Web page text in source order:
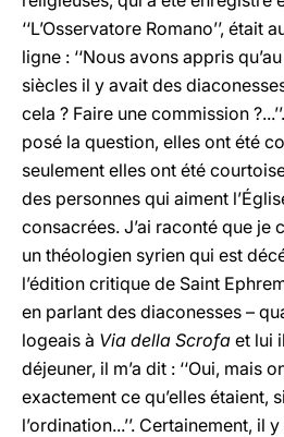
‘‘L’Osservatore Romano’’, était
ligne : ‘‘Nous avons appris
siècles il y avait des
cela ? Faire une commission
posé la question, elles ont été
seulement elles ont été
des personnes qui aiment
consacrées. J’ai raconté que je
un théologien syrien qui est
l’édition critique de Saint
en parlant des diaconesses –
logeais à Via della Scrofa et lui
déjeuner, il m’a dit : ‘‘Oui, mais
exactement ce qu’elles étaient,
l’ordination...’’. Certainement, il